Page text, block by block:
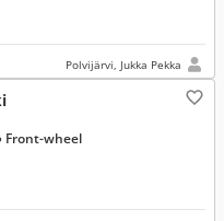
Polvijärvi, Jukka Pekka
Front-wheel